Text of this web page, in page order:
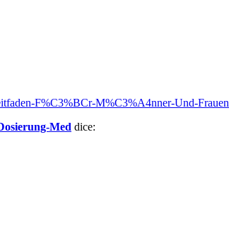
F%C3%BCr-M%C3%A4nner-Und-Frauen
Med dice: